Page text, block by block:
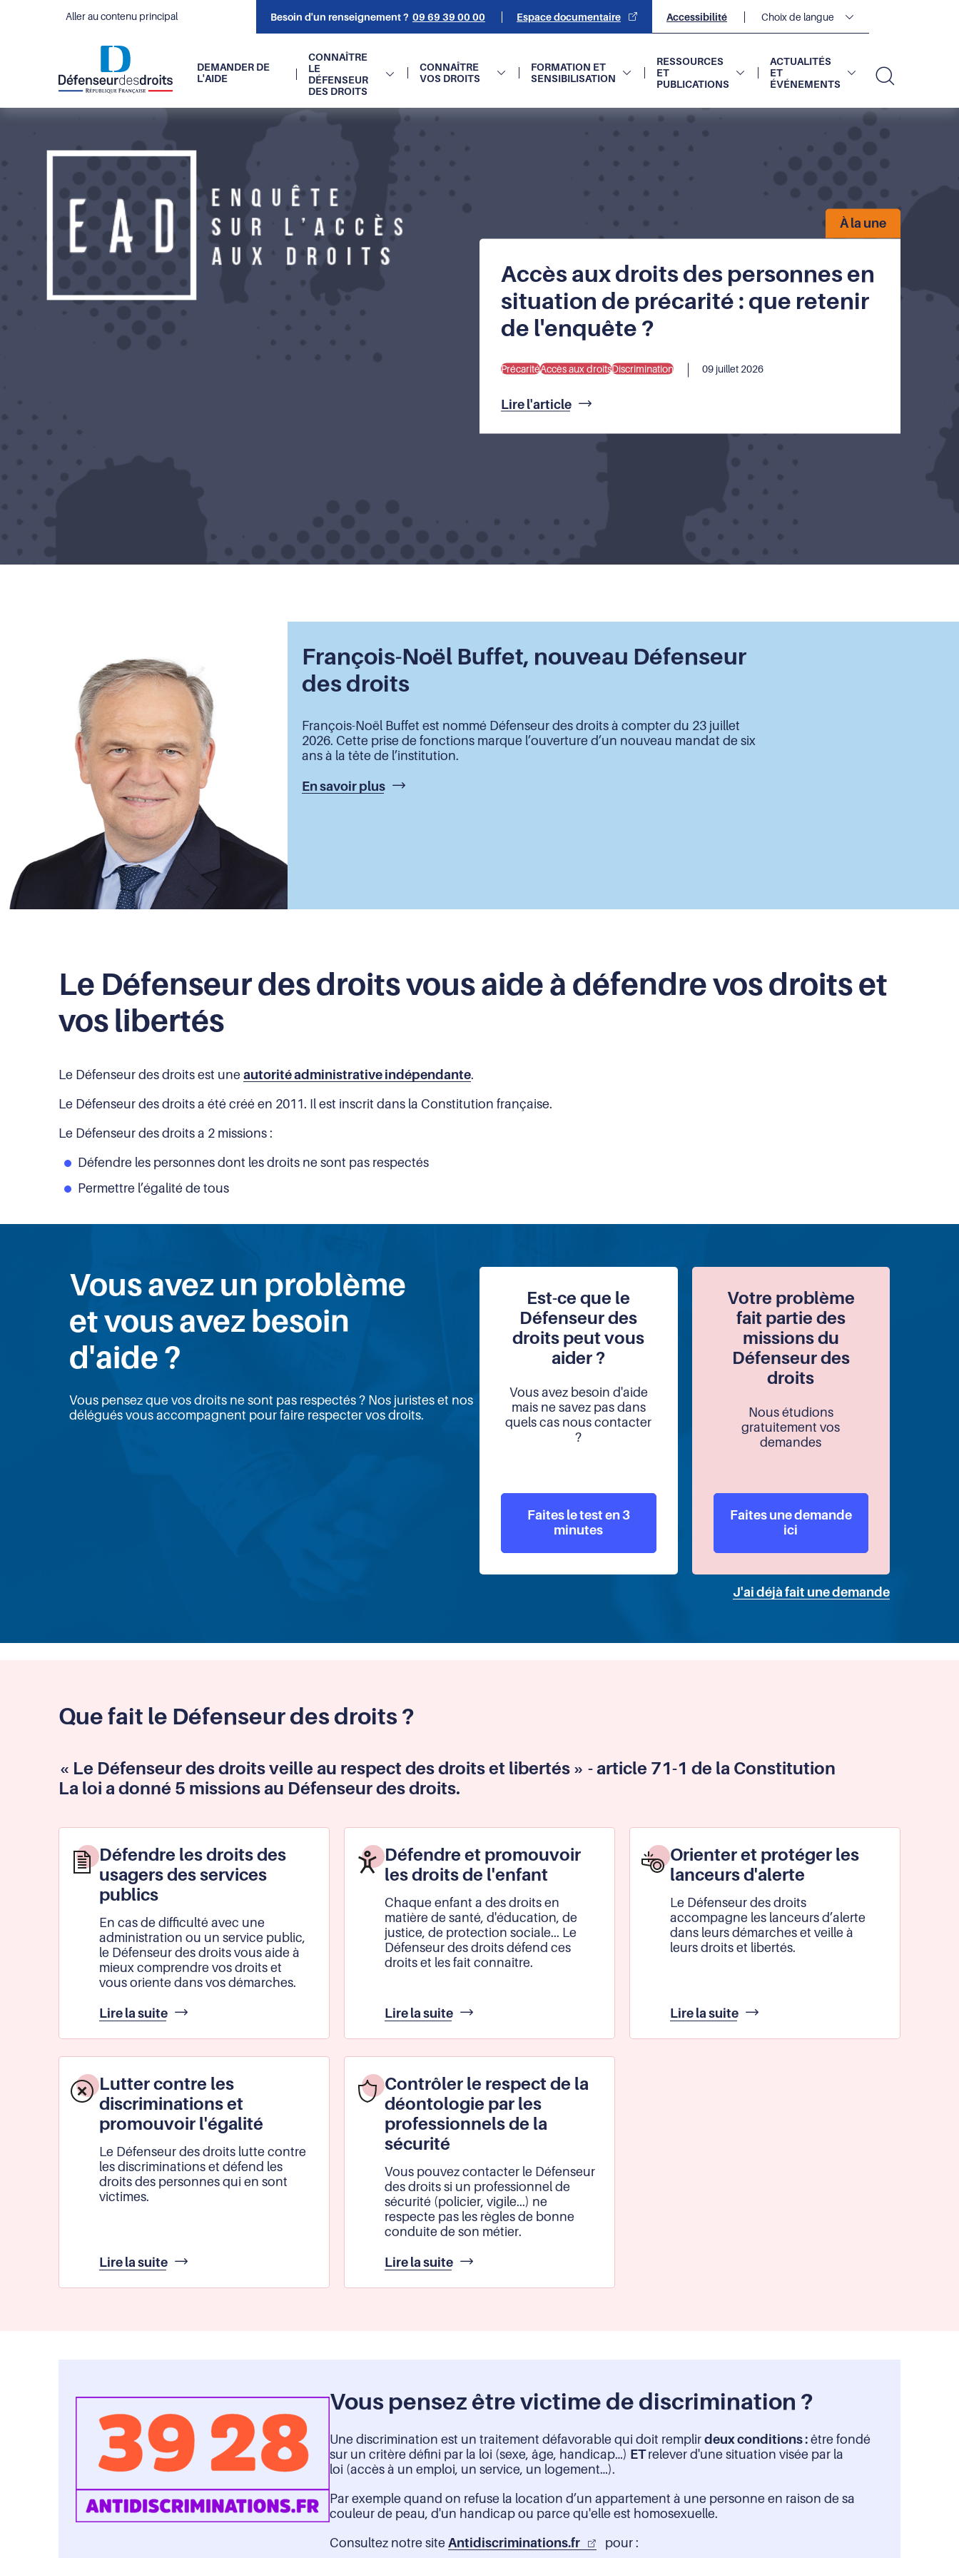
Aller au contenu principal Besoin d'un renseignement ? 09 69 39 00 00 Espace documentaire
secondaire
Accessibilité Choix de langue
Navigation
principale
DEMANDER DE
L'AIDE
CONNAÎTRE
LE
DÉFENSEUR
DES DROITS
CONNAÎTRE
VOS DROITS
FORMATION ET
SENSIBILISATION
RESSOURCES
ET
PUBLICATIONS
ACTUALITÉS
ET
ÉVÉNEMENTS
À la une
Accès aux droits des personnes en
situation de précarité : que retenir
de l'enquête ?
PrécaritéAccès aux droitsDiscrimination 09 juillet 2026
Lire l'article
François-Noël Buffet, nouveau Défenseur
des droits
François-Noël Buffet est nommé Défenseur des droits à compter du 23 juillet
2026. Cette prise de fonctions marque l’ouverture d’un nouveau mandat de six
ans à la tête de l’institution.
En savoir plus
Le Défenseur des droits vous aide à défendre vos droits et
vos libertés
Le Défenseur des droits est une autorité administrative indépendante.
Le Défenseur des droits a été créé en 2011. Il est inscrit dans la Constitution française.
Le Défenseur des droits a 2 missions :
Défendre les personnes dont les droits ne sont pas respectés
Permettre l’égalité de tous
Vous avez un problème
et vous avez besoin
d'aide ?
Vous pensez que vos droits ne sont pas respectés ? Nos juristes et nos
délégués vous accompagnent pour faire respecter vos droits.
Est-ce que le
Défenseur des
droits peut vous
aider ?
Vous avez besoin d'aide
mais ne savez pas dans
quels cas nous contacter
?
Faites le test en 3
minutes
Votre problème
fait partie des
missions du
Défenseur des
droits
Nous étudions
gratuitement vos
demandes
Faites une demande
ici
J'ai déjà fait une demande
Que fait le Défenseur des droits ?
« Le Défenseur des droits veille au respect des droits et libertés » - article 71-1 de la Constitution
La loi a donné 5 missions au Défenseur des droits.
Défendre les droits des
usagers des services
publics
En cas de difficulté avec une
administration ou un service public,
le Défenseur des droits vous aide à
mieux comprendre vos droits et
vous oriente dans vos démarches.
Lire la suite Défendre
droits
des
des
services
publics
Défendre et promouvoir
les droits de l'enfant
Chaque enfant a des droits en
matière de santé, d'éducation, de
justice, de protection sociale... Le
Défenseur des droits défend ces
droits et les fait connaître.
Lire la suite Défendre
promouvoir
les
de
l'enfant
Orienter et protéger les
lanceurs d'alerte
Le Défenseur des droits
accompagne les lanceurs d’alerte
dans leurs démarches et veille à
leurs droits et libertés.
Lire la suite Orienter
protéger
Lutter contre les
discriminations et
promouvoir l'égalité
Le Défenseur des droits lutte contre
les discriminations et défend les
droits des personnes qui en sont
victimes.
Lire la suite Lutter
les
Contrôler le respect de la
déontologie par les
professionnels de la
sécurité
Vous pouvez contacter le Défenseur
des droits si un professionnel de
sécurité (policier, vigile...) ne
respecte pas les règles de bonne
conduite de son métier.
Lire la suite Contrôler
respect
de
la
Vous pensez être victime de discrimination ?
Une discrimination est un traitement défavorable qui doit remplir deux conditions : être fondé
sur un critère défini par la loi (sexe, âge, handicap…) ETrelever d'une situation visée par la
loi (accès à un emploi, un service, un logement…).
Par exemple quand on refuse la location d’un appartement à une personne en raison de sa
couleur de peau, d'un handicap ou parce qu'elle est homosexuelle.
Consultez notre site Antidiscriminations.fr pour :